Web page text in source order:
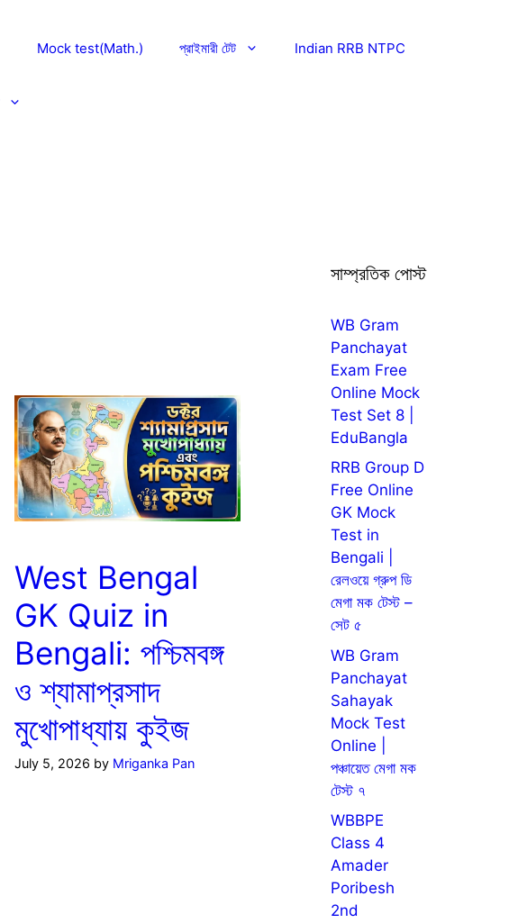
Mock test(Math.) প্রাইমারী টেট Indian RRB NTPC
West Bengal
GK Quiz in
Bengali: পশ্চিমবঙ্গ
ও শ্যামাপ্রসাদ
মুখোপাধ্যায় কুইজ
July 5, 2026 by Mriganka Pan
সাম্প্রতিক পোস্ট
WB Gram
Panchayat
Exam Free
Online Mock
Test Set 8 |
EduBangla
RRB Group D
Free Online
GK Mock
Test in
Bengali |
রেলওয়ে গ্রুপ ডি
মেগা মক টেস্ট –
সেট ৫
WB Gram
Panchayat
Sahayak
Mock Test
Online |
পঞ্চায়েত মেগা মক
টেস্ট ৭
WBBPE
Class 4
Amader
Poribesh
2nd